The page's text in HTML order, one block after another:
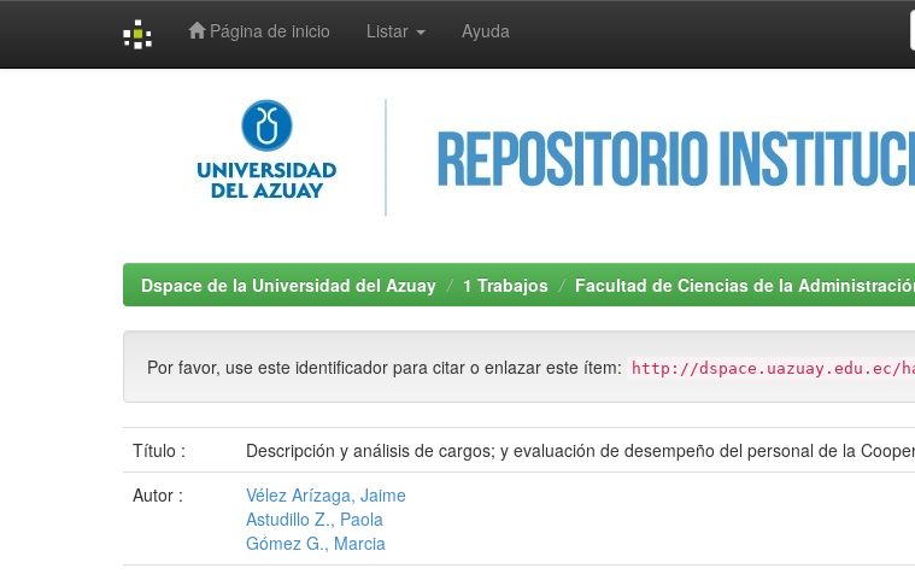
Página de inicio Listar Ayuda
Dspace de la Universidad del Azuay 1 Trabajos Facultad de Ciencias de la
Por favor, use este identificador para citar o enlazar este ítem: http://dspace.uazuay.edu.ec/
Título :
Descripción y análisis de cargos; y evaluación de desempeño del personal de la
Autor :
Vélez Arízaga, Jaime
Astudillo Z., Paola
Gómez G., Marcia